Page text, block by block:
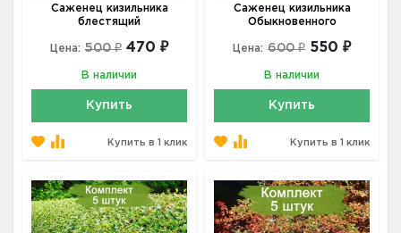
Саженец кизильника
блестящий
Цена: 500 ₽ 470 ₽
В наличии
Купить
Купить в 1 клик
Саженец кизильника
Обыкновенного
Цена: 600 ₽ 550 ₽
В наличии
Купить
Купить в 1 клик